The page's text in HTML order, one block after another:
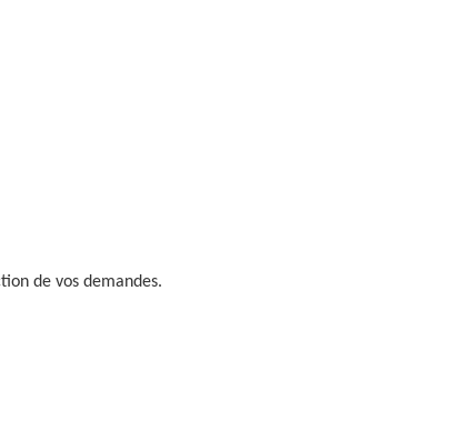
de vos demandes.